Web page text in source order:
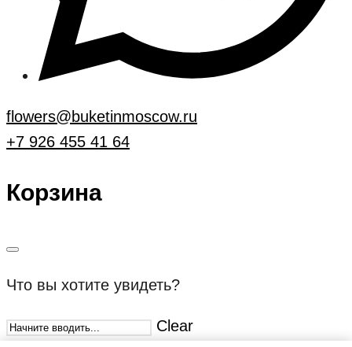
flowers@buketinmoscow.ru
+7 926 455 41 64
Корзина
Что вы хотите увидеть?
Clear